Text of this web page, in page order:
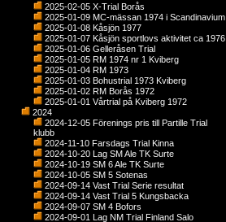
2025-02-05 X-Trial Borås
2025-01-09 MC-mässan 1974 i Scandinavium
2025-01-08 Kåsjön 1977
2025-01-07 Kåsjön sportlovs aktivitet ca 1976
2025-01-06 Gelleråsen Trial
2025-01-05 RM 1974 nr 1 Kviberg
2025-01-04 RM 1973
2025-01-03 Bohustrial 1973 Kviberg
2025-01-02 RM Borås 1972
2025-01-01 Vårtrial på Kviberg 1972
2024
2024-12-05 Förenings pris till Partille Trial
klubb
2024-11-10 Farsdags Trial Kinna
2024-10-20 Lag SM Ale TK Surte
2024-10-19 SM 6 Ale TK Surte
2024-10-05 SM 5 Sotenas
2024-09-14 Vast Trial Serie resultat
2024-09-14 Vast Trial 5 Kungsbacka
2024-09-07 SM 4 Bofors
2024-09-01 Lag NM Trial Finland Salo